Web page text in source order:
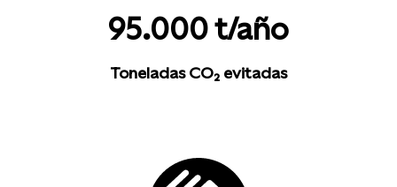
95.000 t/año
Toneladas CO₂ evitadas